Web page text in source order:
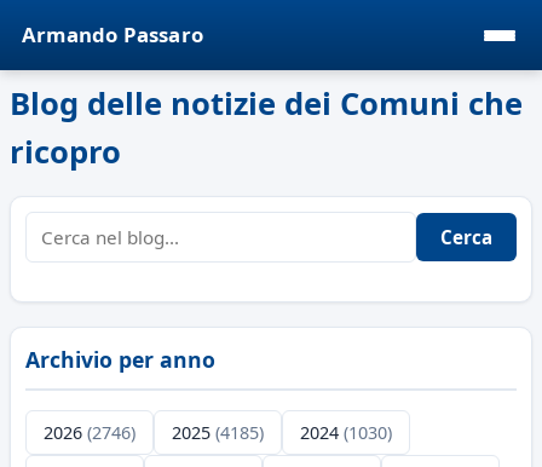
Armando Passaro
Blog delle notizie dei Comuni che
ricopro
Cerca
Archivio per anno
2026 (2746) 2025 (4185) 2024 (1030)